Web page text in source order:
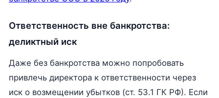
Ответственность вне банкротства:
деликтный иск
Даже без банкротства можно попробовать
привлечь директора к ответственности через
иск о возмещении убытков (ст. 53.1 ГК РФ). Если